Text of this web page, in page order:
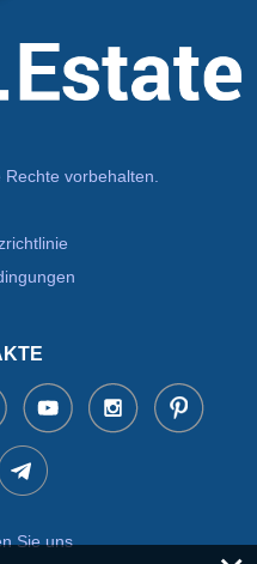
vorbehalten.
Sie uns